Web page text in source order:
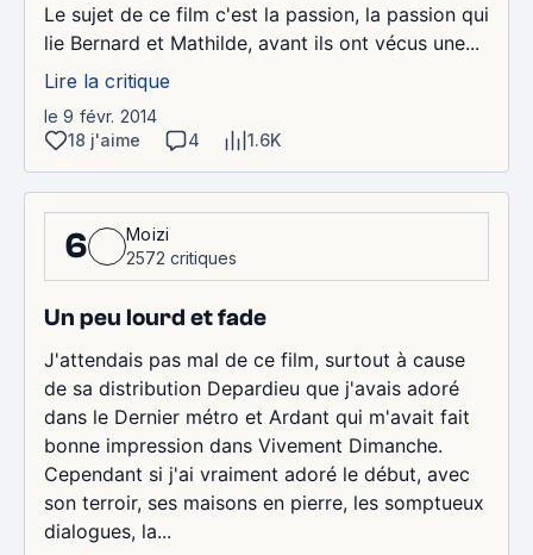
Le sujet de ce film c'est la passion, la passion qui
lie Bernard et Mathilde, avant ils ont vécus une...
Lire la critique
le 9 févr. 2014
18 j'aime
4 1.6K
6
Moizi
2572 critiques
Un peu lourd et fade
J'attendais pas mal de ce film, surtout à cause
de sa distribution Depardieu que j'avais adoré
dans le Dernier métro et Ardant qui m'avait fait
bonne impression dans Vivement Dimanche.
Cependant si j'ai vraiment adoré le début, avec
son terroir, ses maisons en pierre, les somptueux
dialogues, la...